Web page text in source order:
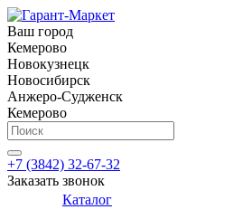
Ваш город
Кемерово
Новокузнецк
Новосибирск
Анжеро-Судженск
Кемерово
+7 (3842) 32-67-32
Заказать звонок
Каталог